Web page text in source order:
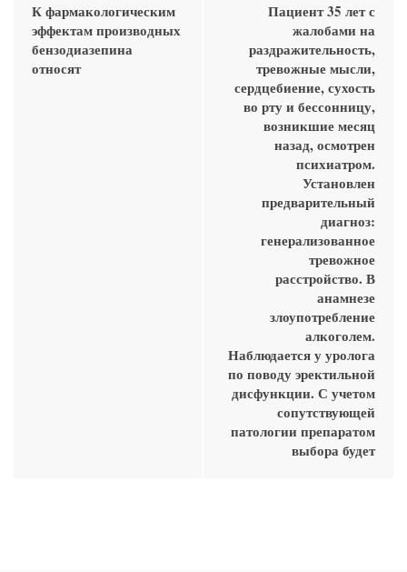
К фармакологическим
эффектам производных
бензодиазепина
относят
Пациент 35 лет с
жалобами на
раздражительность,
тревожные мысли,
сердцебиение, сухость
во рту и бессонницу,
возникшие месяц
назад, осмотрен
психиатром.
Установлен
предварительный
диагноз:
генерализованное
тревожное
расстройство. В
анамнезе
злоупотребление
алкоголем.
Наблюдается у уролога
по поводу эректильной
дисфункции. С учетом
сопутствующей
патологии препаратом
выбора будет